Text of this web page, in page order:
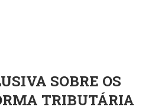
SOBRE OS
TRIBUTÁRIA